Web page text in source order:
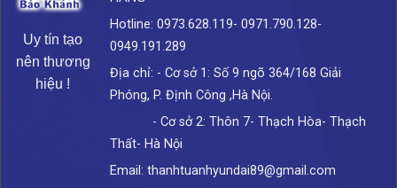
Uy tín tạo
nên thương
hiệu !
Hotline: 0973.628.119- 0971.790.128-
0949.191.289
Địa chỉ: - Cơ sở 1: Số 9 ngõ 364/168 Giải
Phóng, P. Định Công ,Hà Nội.
- Cơ sở 2: Thôn 7- Thạch Hòa- Thạch
Thất- Hà Nội
Email: thanhtuanhyundai89@gmail.com